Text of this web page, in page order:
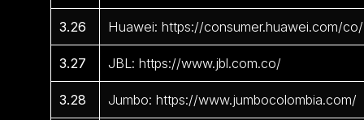
3.26 Huawei: https://consumer.huawei.com/co/
3.27 JBL: https://www.jbl.com.co/
3.28 Jumbo: https://www.jumbocolombia.com/